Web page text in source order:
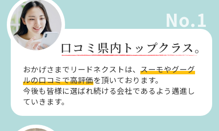
No.1
口コミ県内トップクラス。
おかげさまでリードネクストは、スーモやグーグ
ルの口コミで高評価を頂いております。
今後も皆様に選ばれ続ける会社であるよう邁進し
ていきます。